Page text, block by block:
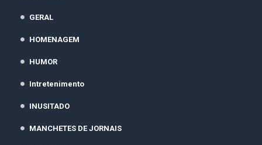
GERAL
HOMENAGEM
HUMOR
Intretenimento
INUSITADO
MANCHETES DE JORNAIS